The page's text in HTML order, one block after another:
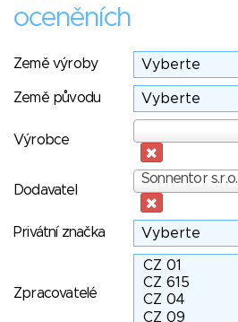
oceněních
Země výroby
Země původu
Výrobce
Dodavatel
Sonnentor s.r.o.
Dodavatel
Privátní značka
Zpracovatelé